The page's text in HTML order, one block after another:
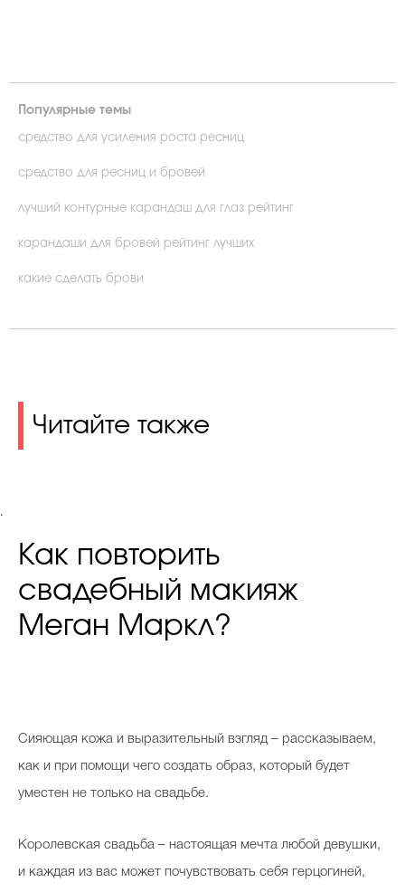
Популярные темы
средство для усиления роста ресниц
средство для ресниц и бровей
лучший контурные карандаш для глаз рейтинг
карандаши для бровей рейтинг лучших
какие сделать брови
Читайте также
.
Как повторить
свадебный макияж
Меган Маркл?
Сияющая кожа и выразительный взгляд – рассказываем,
как и при помощи чего создать образ, который будет
уместен не только на свадьбе.
Королевская свадьба – настоящая мечта любой девушки,
и каждая из вас может почувствовать себя герцогиней,